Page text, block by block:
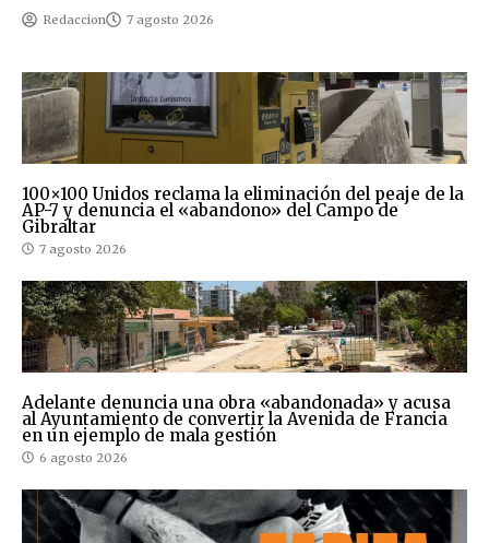
Redaccion 7 agosto 2026
100×100 Unidos reclama la eliminación del peaje de la
AP-7 y denuncia el «abandono» del Campo de
Gibraltar
7 agosto 2026
Adelante denuncia una obra «abandonada» y acusa
al Ayuntamiento de convertir la Avenida de Francia
en un ejemplo de mala gestión
6 agosto 2026